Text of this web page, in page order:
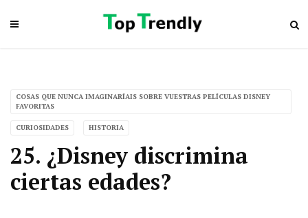
COSAS QUE NUNCA IMAGINARÍAIS SOBRE VUESTRAS PELÍCULAS DISNEY
FAVORITAS
CURIOSIDADES HISTORIA
25. ¿Disney discrimina
ciertas edades?